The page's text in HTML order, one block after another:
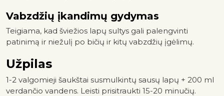
Vabzdžių įkandimų gydymas
Teigiama, kad šviežios lapų sultys gali palengvinti
patinimą ir niežulį po bičių ir kitų vabzdžių įgėlimų.
Užpilas
1-2 valgomieji šaukštai susmulkintų sausų lapų + 200 ml
verdančio vandens. Leisti prisitraukti 15-20 minučių.